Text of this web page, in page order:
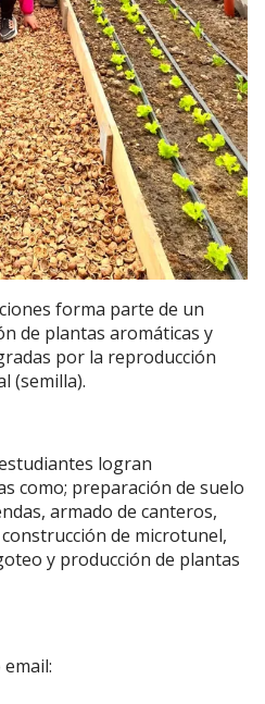
forma parte de un
de plantas aromáticas y
por la reproducción
(semilla).
logran
como; preparación de suelo
armado de canteros,
de microtunel,
y producción de plantas